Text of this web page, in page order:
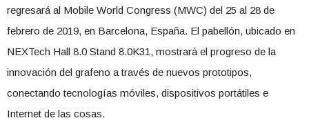
regresará al Mobile World Congress (MWC) del 25 al 28 de
febrero de 2019, en Barcelona, ​​España. El pabellón, ubicado en
NEXTech Hall 8.0 Stand 8.0K31, mostrará el progreso de la
innovación del grafeno a través de nuevos prototipos,
conectando tecnologías móviles, dispositivos portátiles e
Internet de las cosas.